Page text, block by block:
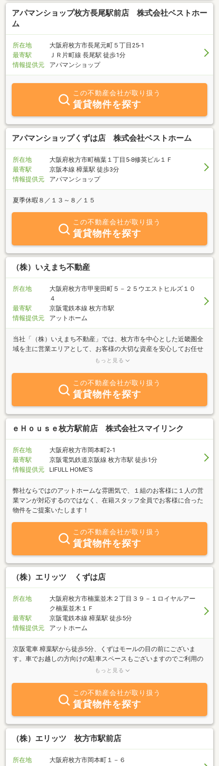
アパマンショップ枚方長尾駅前店 株式会社ベストホー
ム
所在地
大阪府枚方市長尾元町５丁目25-1
最寄駅
ＪＲ片町線 長尾駅 徒歩1分
情報提供元
アパマンショップ
この不動産会社が取り扱う
賃貸物件を探す
アパマンショップくずは店 株式会社ベストホーム
所在地
大阪府枚方市町楠葉１丁目5-8修英ビル１Ｆ
最寄駅
京阪本線 樟葉駅 徒歩3分
情報提供元
アパマンショップ
夏季休暇８／１３～８／１５
この不動産会社が取り扱う
賃貸物件を探す
（株）いえまち不動産
所在地
大阪府枚方市甲斐田町５－２５ウエストヒルズ１０
４
最寄駅
京阪電鉄本線 枚方市駅
情報提供元
アットホーム
当社「（株）いえまち不動産」では、枚方市を中心とした近畿圏全
域を主に営業エリアとして、お客様の大切な資産を安心してお任せ
頂けるよう、売買仲介から買取りまで幅広い不動産業務を行ってお
またその逆のお客様もニーズに合わせて出張させて頂きます。ま
た、枚方市不動産流通協力事業者として、空き家対策に積極的に取
り組んでおります。お客様の気持ちを大切に安心してお任せ頂き、
ご信頼に誠意をもってお応えしたい。そんな事を第一に考え、皆様
の住まい探しのお手伝いをさせて頂いております。物件を売りたい
方、買いたい方、経験豊かなスタッフがいろいろな角度からアドバ
い。
もっと見る
この不動産会社が取り扱う
賃貸物件を探す
ｅＨｏｕｓｅ枚方駅前店 株式会社スマイリンク
所在地
大阪府枚方市岡本町2-1
最寄駅
京阪電気鉄道京阪線 枚方市駅 徒歩1分
情報提供元
LIFULL HOME'S
弊社ならではのアットホームな雰囲気で、１組のお客様に１人の営
業マンが対応するのではなく、在籍スタッフ全員でお客様に合った
物件をご提案いたします！
この不動産会社が取り扱う
賃貸物件を探す
（株）エリッツ くずは店
所在地
大阪府枚方市楠葉並木２丁目３９－１ロイヤルアー
ク楠葉並木１Ｆ
最寄駅
京阪電鉄本線 樟葉駅 徒歩5分
情報提供元
アットホーム
京阪電車 樟葉駅から徒歩5分、くずはモールの目の前にございま
す。車でお越しの方向けの駐車スペースもございますのでご利用の
際はお申し付けください。 【枚方市・八幡市】を中心にお客様のお
都府内の物件でもエリッツのネットワークを活用してご紹介可能で
すので、お気軽にご相談ください！ 初めての一人暮らしでお悩みの
関西外国語大学・摂南大学・大阪工業大学・大阪歯科大学・関西医
科大学の学生様、ご入学前や通学途中でもお気軽にご来店くださ
い。 「浴室とトイレが別々のセパレート物件」・「独立した洗面台
がある物件」・「キッチンが広い物件」など様々な単身者様向けの
も数多く取り揃えております。法人名義でのご契約や、ペット可能
もっと見る
この不動産会社が取り扱う
賃貸物件を探す
（株）エリッツ 枚方市駅前店
所在地
大阪府枚方市岡本町１－６